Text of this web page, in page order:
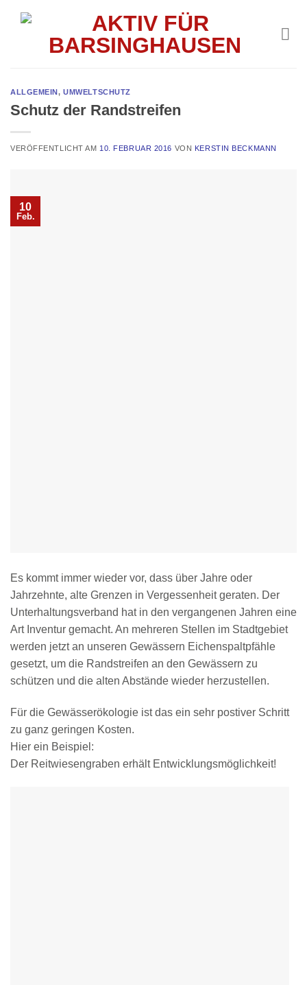
ALLGEMEIN,UMWELTSCHUTZ
Schutz der Randstreifen
VERÖFFENTLICHT AM 10. FEBRUAR 2016 VON KERSTIN BECKMANN
10
Feb.
Es kommt immer wieder vor, dass über Jahre oder
Jahrzehnte, alte Grenzen in Vergessenheit geraten. Der
Unterhaltungsverband hat in den vergangenen Jahren eine
Art Inventur gemacht. An mehreren Stellen im Stadtgebiet
werden jetzt an unseren Gewässern Eichenspaltpfähle
gesetzt, um die Randstreifen an den Gewässern zu
schützen und die alten Abstände wieder herzustellen.
Für die Gewässerökologie ist das ein sehr postiver Schritt
zu ganz geringen Kosten.
Hier ein Beispiel:
Der Reitwiesengraben erhält Entwicklungsmöglichkeit!